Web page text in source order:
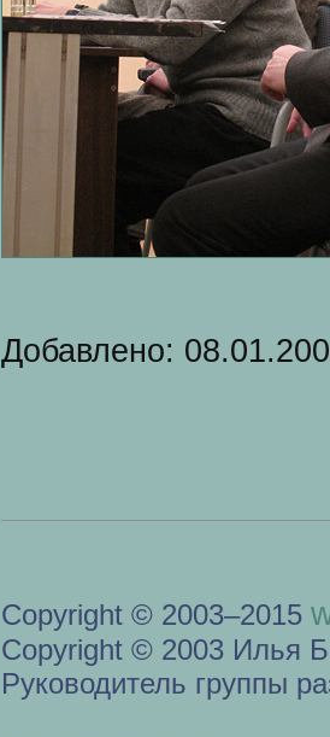
Добавлено:
Copyright © 2003–2015
Copyright © 2003 Илья
Руководитель группы